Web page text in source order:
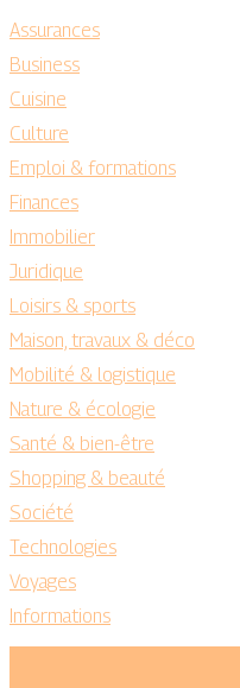
Assurances
Business
Cuisine
Culture
Emploi & formations
Finances
Immobilier
Juridique
Loisirs & sports
Maison, travaux & déco
Mobilité & logistique
Nature & écologie
Santé & bien-être
Shopping & beauté
Société
Technologies
Voyages
Informations